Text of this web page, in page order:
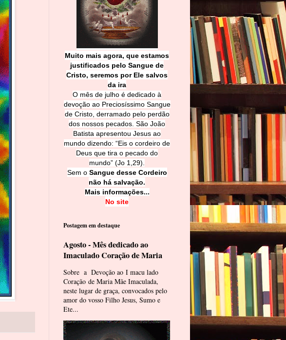
Muito mais agora, que estamos
justificados pelo Sangue de
Cristo, seremos por Ele salvos
da ira
O mês de julho é dedicado à
devoção ao Preciosíssimo Sangue
de Cristo, derramado pelo perdão
dos nossos pecados. São João
Batista apresentou Jesus ao
mundo dizendo: “Eis o cordeiro de
Deus que tira o pecado do
mundo” (Jo 1,29).
Sem o Sangue desse Cordeiro
não há salvação.
Mais informações...
No site
Postagem em destaque
Agosto - Mês dedicado ao
Imaculado Coração de Maria
Sobre a Devoção ao I macu lado
Coração de Maria Mãe Imaculada,
neste lugar de graça, convocados pelo
amor do vosso Filho Jesus, Sumo e
Ete...